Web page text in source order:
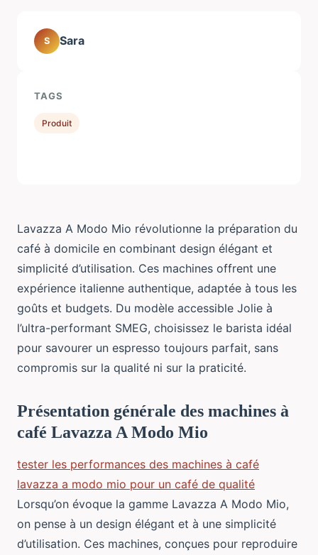
Lavazza A Modo Mio révolutionne la préparation du
café à domicile en combinant design élégant et
simplicité d’utilisation. Ces machines offrent une
expérience italienne authentique, adaptée à tous les
goûts et budgets. Du modèle accessible Jolie à
l’ultra-performant SMEG, choisissez le barista idéal
pour savourer un espresso toujours parfait, sans
compromis sur la qualité ni sur la praticité.
Présentation générale des machines à
café Lavazza A Modo Mio
tester les performances des machines à café
lavazza a modo mio pour un café de qualité
Lorsqu’on évoque la gamme Lavazza A Modo Mio,
on pense à un design élégant et à une simplicité
d’utilisation. Ces machines, conçues pour reproduire
S Sara
TAGS
Produit